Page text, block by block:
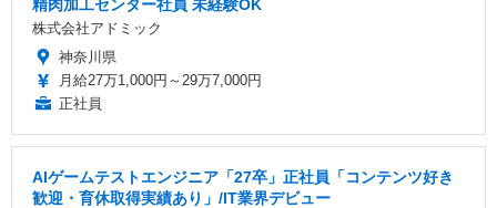
精肉加工センター社員 未経験OK
株式会社アドミック
神奈川県
月給27万1,000円～29万7,000円
正社員
AIゲームテストエンジニア「27卒」正社員「コンテンツ好き
歓迎・育休取得実績あり」/IT業界デビュー